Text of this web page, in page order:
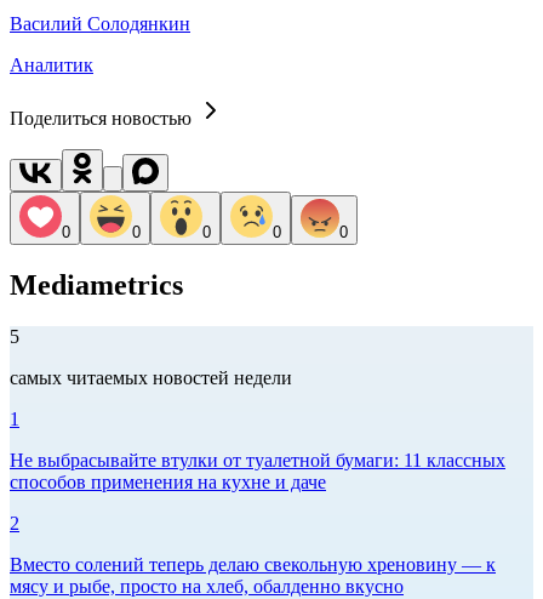
Василий Солодянкин
Аналитик
Поделиться новостью
0 0 0 0 0
Mediametrics
5
самых читаемых новостей недели
1
Не выбрасывайте втулки от туалетной бумаги: 11 классных
способов применения на кухне и даче
2
Вместо солений теперь делаю свекольную хреновину — к
мясу и рыбе, просто на хлеб, обалденно вкусно